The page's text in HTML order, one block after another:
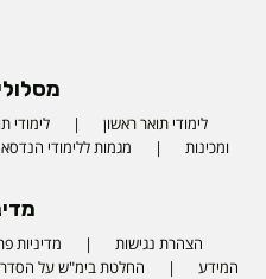
לימודי תואר ראשון לימודי
ומכינות
מגמות ללימודי
הצהרת נגישות מדיניות
המידע
החלטת בימ"ש על הסדר